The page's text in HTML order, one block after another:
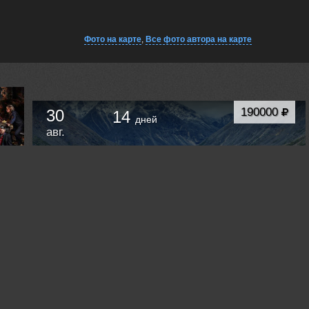
Фото на карте, Все фото автора на карте
190000
30
авг.
14 дней